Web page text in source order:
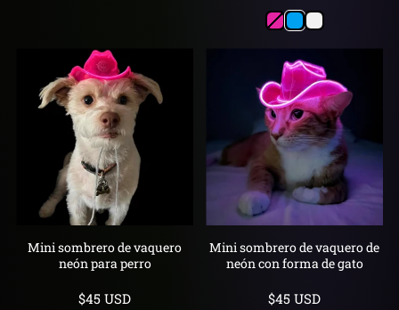
de
venta
RosaAzulClaro
Mini sombrero de vaquero
neón para perro
Precio
$45 USD
Mini sombrero de vaquero de
neón con forma de gato
Precio
$45 USD